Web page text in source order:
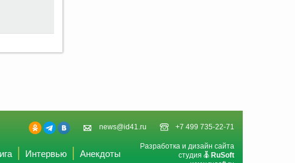
news@id41.ru +7 499 735-22-71
Разработка и дизайн сайта
студия
RuSoft
Интервью Анекдоты